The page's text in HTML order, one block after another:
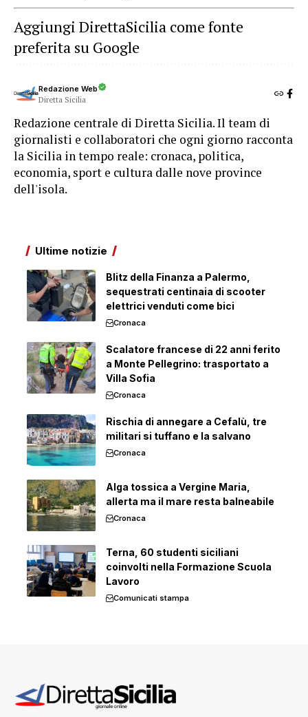
Aggiungi DirettaSicilia come fonte
preferita su Google
Redazione Web
Diretta Sicilia
Redazione centrale di Diretta Sicilia. Il team di
giornalisti e collaboratori che ogni giorno racconta
la Sicilia in tempo reale: cronaca, politica,
economia, sport e cultura dalle nove province
dell'isola.
Ultime notizie
Blitz della Finanza a Palermo,
sequestrati centinaia di scooter
elettrici venduti come bici
Cronaca
Scalatore francese di 22 anni ferito
a Monte Pellegrino: trasportato a
Villa Sofia
Cronaca
Rischia di annegare a Cefalù, tre
militari si tuffano e la salvano
Cronaca
Alga tossica a Vergine Maria,
allerta ma il mare resta balneabile
Cronaca
Terna, 60 studenti siciliani
coinvolti nella Formazione Scuola
Lavoro
Comunicati stampa